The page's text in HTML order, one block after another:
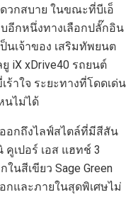
วกสบาย ในขณะที่บีเอ็
อีกหนึ่งทางเลือกปลั๊กอิน
นเจ้าของ เสริมทัพยนต
iX xDrive40 รถยนต์
ร้าใจ ระยะทางที่โดดเด่น
นไม่ได้
อกถึงไลฟ์สไตล์ที่มีสีสัน
คูเปอร์ เอส แฮทช์ 3
ในสีเขียว Sage Green
กและภายในสุดพิเศษไม่